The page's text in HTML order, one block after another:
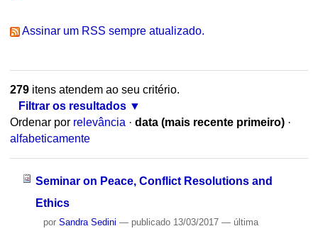
Assinar um RSS sempre atualizado.
279itens atendem ao seu critério.
Filtrar os resultados
Ordenar por relevância · data (mais recente primeiro) ·
alfabeticamente
Seminar on Peace, Conflict Resolutions and
Ethics
por Sandra Sedini — publicado13/03/2017 — última